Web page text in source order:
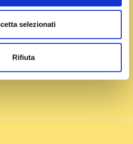
selezionati
Rifiuta
insalata più
base di yogurt magro e
colorato e goloso:
pranzo sana ma allegra.